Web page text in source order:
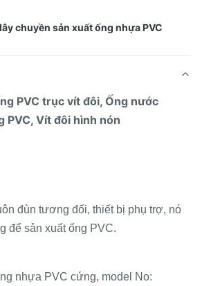
chuyền sản xuất ống nhựa PVC
PVC trục vít đôi, Ống nước
PVC, Vít đôi hình nón
đùn tương đối, thiết bị phụ trợ, nó
để sản xuất ống PVC.
nhựa PVC cứng, model No: